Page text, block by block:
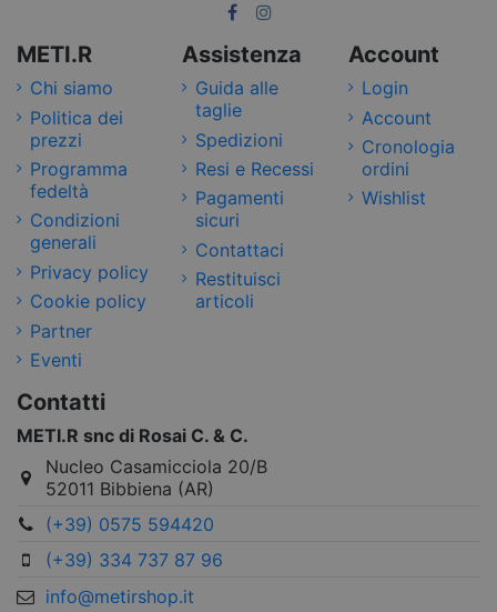
METI.R
Chi siamo
Politica dei
prezzi
Programma
fedeltà
Condizioni
generali
Privacy policy
Cookie policy
Partner
Eventi
Assistenza
Guida alle
taglie
Spedizioni
Resi e Recessi
Pagamenti
sicuri
Contattaci
Restituisci
articoli
Account
Login
Account
Cronologia
ordini
Wishlist
Contatti
METI.R snc di Rosai C. & C.
Nucleo Casamicciola 20/B
52011 Bibbiena (AR)
(+39) 0575 594420
(+39) 334 737 87 96
info@metirshop.it